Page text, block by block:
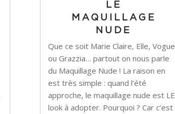
LE
MAQUILLAGE
NUDE
Que ce soit Marie Claire, Elle, Vogue
ou Grazzia… partout on nous parle
du Maquillage Nude ! La raison en
est très simple : quand l’été
approche, le maquillage nude est LE
look à adopter. Pourquoi ? Car c’est